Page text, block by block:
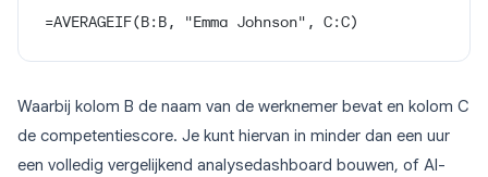
=AVERAGEIF(B:B, "Emma Johnson", C:C)
Waarbij kolom B de naam van de werknemer bevat en kolom C
de competentiescore. Je kunt hiervan in minder dan een uur
een volledig vergelijkend analysedashboard bouwen, of AI-